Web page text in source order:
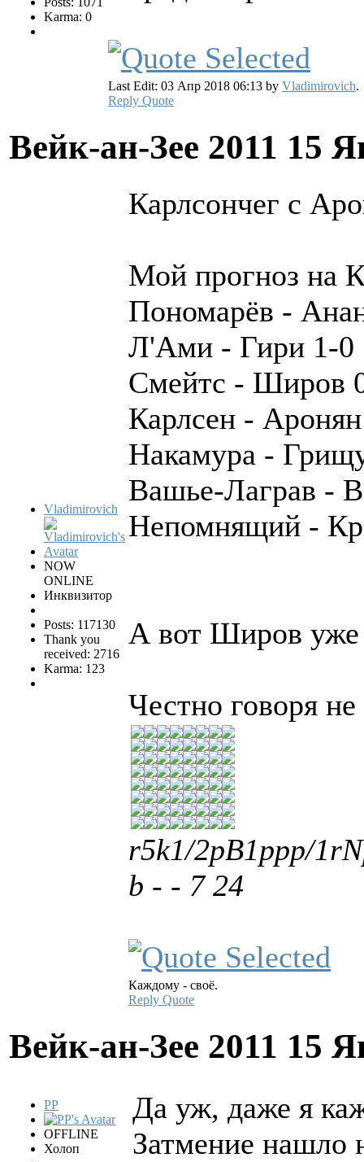
Karma: 0
Last Edit: 03 Апр 2018 06:13 by Vladimirovich.
Reply Quote
Вейк-ан-Зее 2011 15
Vladimirovich
NOW
ONLINE
Инквизитор
Posts: 117130
Thank you
received: 2716
Karma: 123
Карлсончег с
Мой прогноз на
Пономарёв -
Л'Ами - Гири 1-0
Смейтс - Широв
Карлсен -
Накамура -
Вашье-Лаграв -
Непомнящий -
А вот Широв уже
Честно говоря
r5k1/2pB1ppp/
b - - 7 24
Каждому - своё.
Reply Quote
Вейк-ан-Зее 2011 15
PP
OFFLINE
Холоп
Да уж, даже я
Затмение нашло